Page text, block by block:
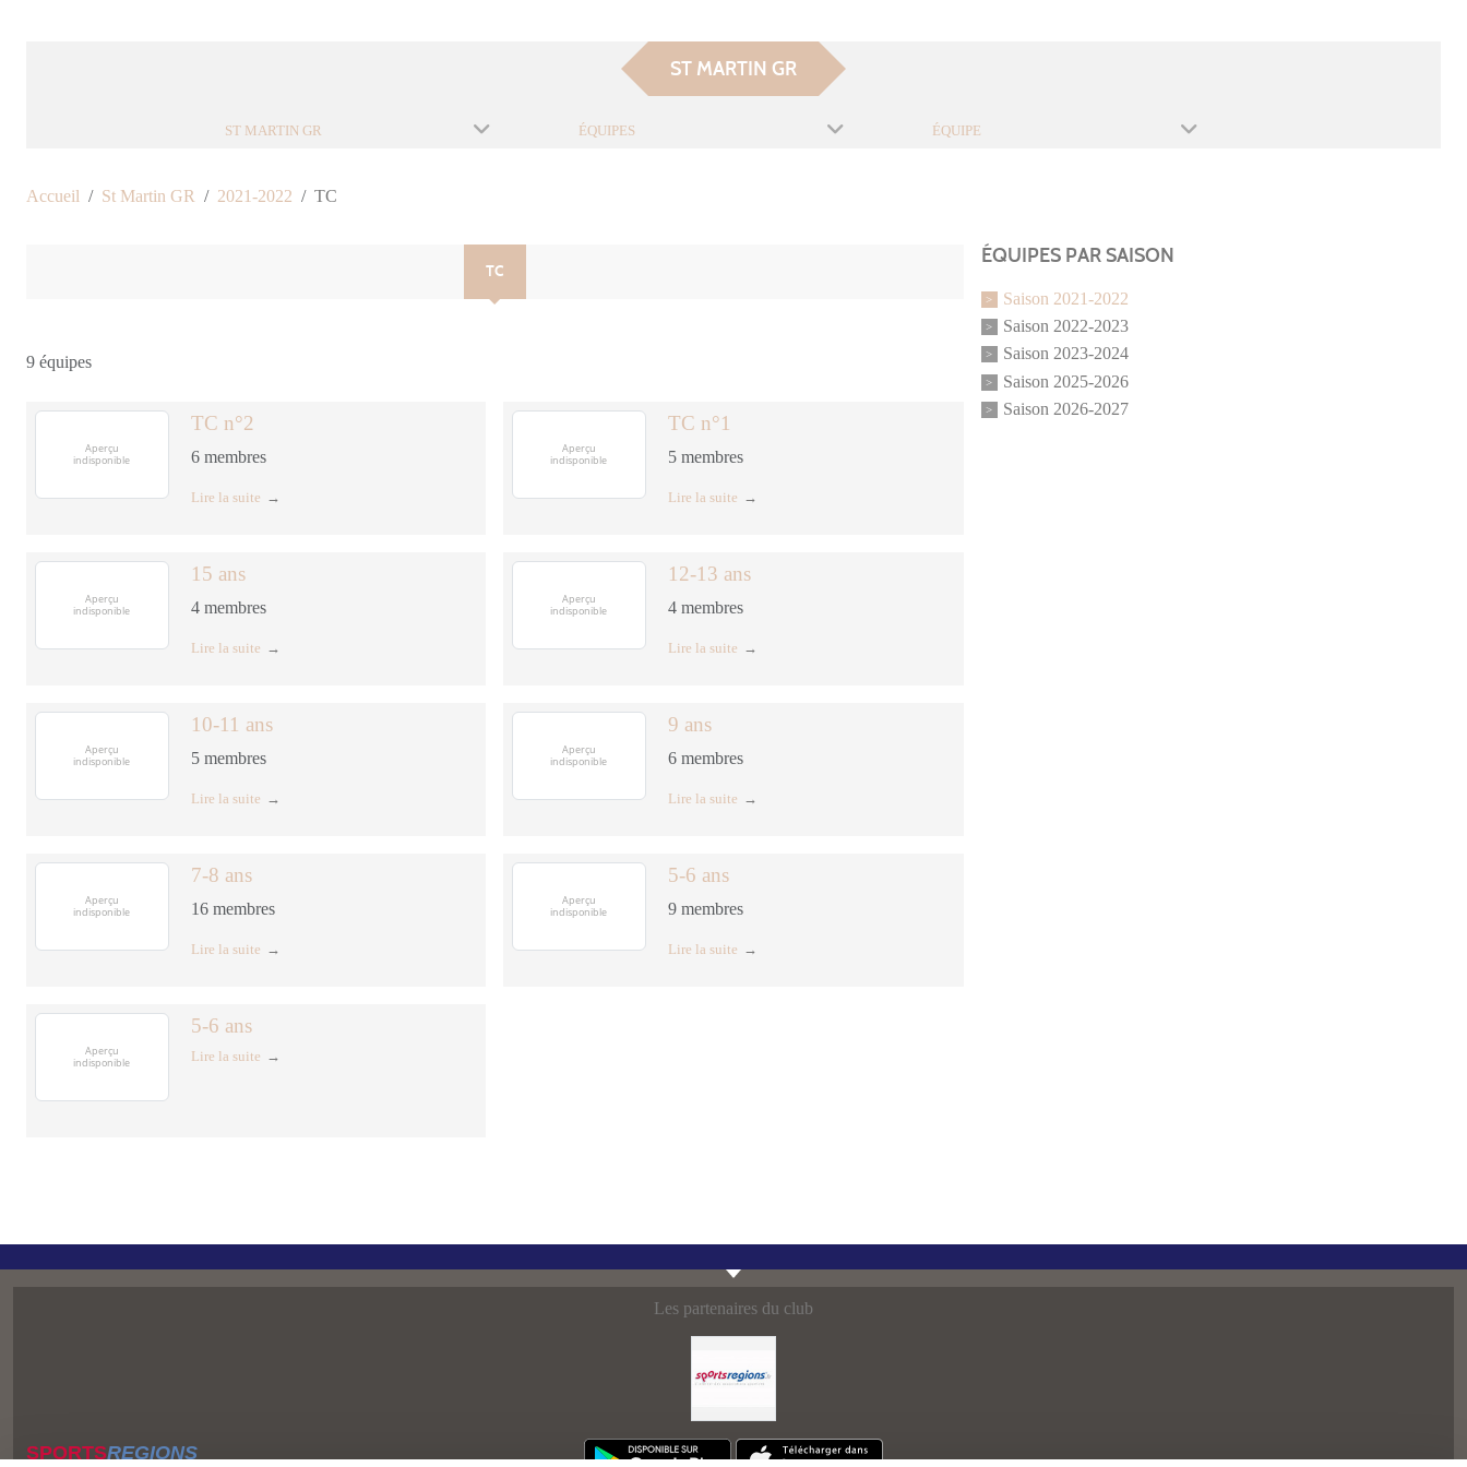
ST MARTIN GR
ST MARTIN GR ÉQUIPES ÉQUIPE
Accueil St Martin GR 2021-2022 TC
TC
9 équipes
TC n°2
6 membres
Lire la suite
TC n°1
5 membres
Lire la suite
15 ans
4 membres
Lire la suite
12-13 ans
4 membres
Lire la suite
10-11 ans
5 membres
Lire la suite
9 ans
6 membres
Lire la suite
7-8 ans
16 membres
Lire la suite
5-6 ans
9 membres
Lire la suite
5-6 ans
Lire la suite
ÉQUIPES PAR SAISON
Saison 2021-2022
Saison 2022-2023
Saison 2023-2024
Saison 2025-2026
Saison 2026-2027
Les partenaires du club
SPORTSREGIONS